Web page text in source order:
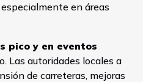
en áreas
pico y en eventos
Las autoridades locales a
de carreteras, mejoras